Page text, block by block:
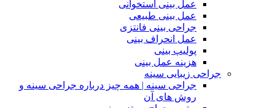
عمل بینی استخوانی
عمل بینی طبیعی
جراحی بینی فانتزی
عمل انحراف بینی
پولیپ بینی
هزینه عمل بینی
جراحی زیبایی سینه
جراحی سینه | همه چیز درباره جراحی سینه و
روش های آن